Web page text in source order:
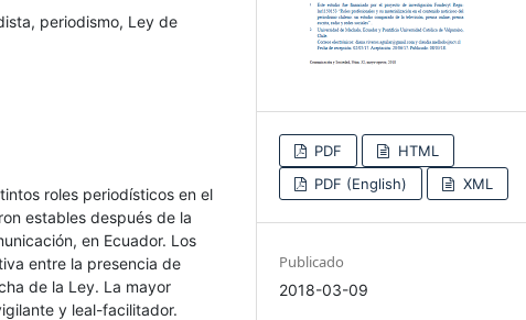
periodismo, Ley de
roles periodísticos en el
estables después de la
en Ecuador. Los
entre la presencia de
de la Ley. La mayor
y leal-facilitador.
PDF
HTML
PDF (English)
XML
Publicado
2018-03-09